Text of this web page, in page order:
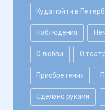
Куда пойти в
Наблюдения
О любви О
Приобретения
Сделано руками